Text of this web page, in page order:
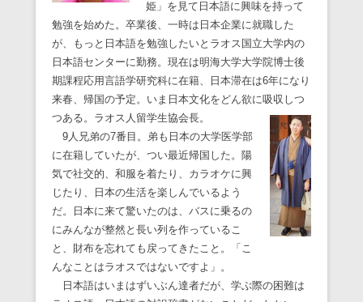
姫」を見て日本語に興味を持って
勉強を始めた。卒業後、一時は日本企業に就職した
が、もっと日本語を勉強したいとラオス国立大学内の
日本語センターに勤務。現在は明海大学大学院博士後
期課程応用言語学研究科に在籍、日本滞在は6年になり
来春、帰国の予定。いま日本文化をどん欲に吸収しつ
つある。ラオス人留学生協会長。
9人兄弟の7番目。弟も日本の大学医学部
に在籍していたが、つい最近帰国した。陽
気で社交的、和服を着たり、カラオケに興
じたり、日本の生活を楽しんでいるよう
だ。日本に来て驚いたのは、バスに乗るの
にみんなが整然と長い列を作っているこ
と、財布を忘れても戻ってきたこと。「こ
んなことはラオスではないですよ」。
日本語はいまはずいぶん達者だが、学ぶ際の困難は